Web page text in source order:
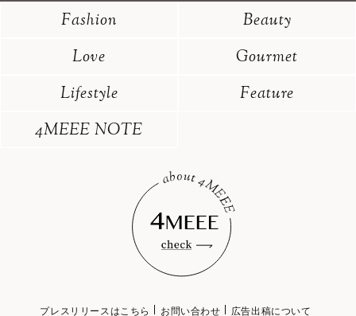
Fashion
Beauty
Love
Gourmet
Lifestyle
Feature
4MEEE NOTE
プレスリリースはこちら お問い合わせ 広告出稿について